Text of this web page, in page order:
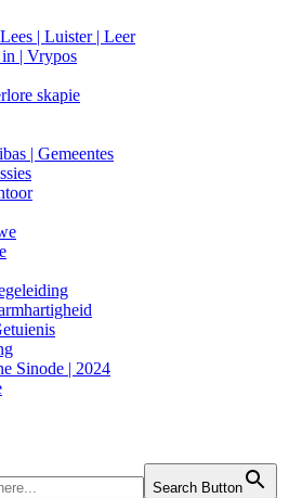
| Luister | Leer
| Vrypos
skapie
| Gemeentes
Sinode | 2024
Search Button